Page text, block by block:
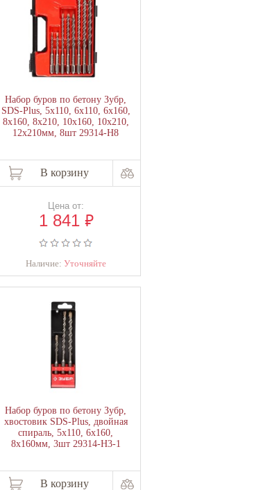
Набор буров по бетону Зубр,
SDS-Plus, 5х110, 6х110, 6х160,
8х160, 8х210, 10х160, 10х210,
12х210мм, 8шт 29314-H8
В корзину
Цена от:
1 841 ₽
Наличие:Уточняйте
Набор буров по бетону Зубр,
хвостовик SDS-Plus, двойная
спираль, 5х110, 6х160,
8х160мм, 3шт 29314-H3-1
В корзину